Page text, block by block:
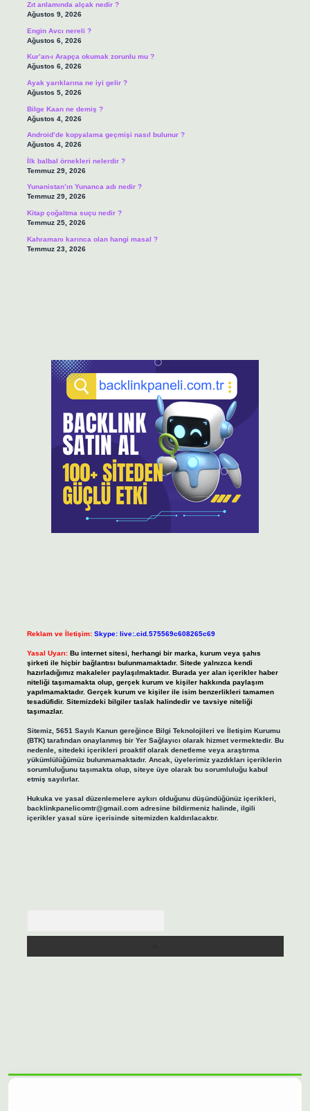
Zıt anlamında alçak nedir ?
Ağustos 9, 2026
Engin Avcı nereli ?
Ağustos 6, 2026
Kur’an-ı Arapça okumak zorunlu mu ?
Ağustos 6, 2026
Ayak yarıklarına ne iyi gelir ?
Ağustos 5, 2026
Bilge Kaan ne demiş ?
Ağustos 4, 2026
Android’de kopyalama geçmişi nasıl bulunur ?
Ağustos 4, 2026
İlk balbal örnekleri nelerdir ?
Temmuz 29, 2026
Yunanistan’ın Yunanca adı nedir ?
Temmuz 29, 2026
Kitap çoğaltma suçu nedir ?
Temmuz 25, 2026
Kahramanı karınca olan hangi masal ?
Temmuz 23, 2026
Reklam ve İletişim: Skype: live:.cid.575569c608265c69
Yasal Uyarı: Bu internet sitesi, herhangi bir marka, kurum veya şahıs
şirketi ile hiçbir bağlantısı bulunmamaktadır. Sitede yalnızca kendi
hazırladığımız makaleler paylaşılmaktadır. Burada yer alan içerikler haber
niteliği taşımamakta olup, gerçek kurum ve kişiler hakkında paylaşım
yapılmamaktadır. Gerçek kurum ve kişiler ile isim benzerlikleri tamamen
tesadüfidir. Sitemizdeki bilgiler taslak halindedir ve tavsiye niteliği
taşımazlar.
Sitemiz, 5651 Sayılı Kanun gereğince Bilgi Teknolojileri ve İletişim Kurumu
(BTK) tarafından onaylanmış bir Yer Sağlayıcı olarak hizmet vermektedir. Bu
nedenle, sitedeki içerikleri proaktif olarak denetleme veya araştırma
yükümlülüğümüz bulunmamaktadır. Ancak, üyelerimiz yazdıkları içeriklerin
sorumluluğunu taşımakta olup, siteye üye olarak bu sorumluluğu kabul
etmiş sayılırlar.
Hukuka ve yasal düzenlemelere aykırı olduğunu düşündüğünüz içerikleri,
backlinkpanelicomtr@gmail.comadresine bildirmeniz halinde, ilgili
içerikler yasal süre içerisinde sitemizden kaldırılacaktır.